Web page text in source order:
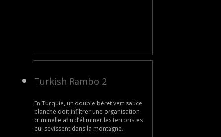
Turkish Rambo 2
En Turquie, un double béret vert sauce
blanche doit infiltrer une organisation
criminelle afin d’éliminer les terroristes
qui sévissent dans la montagne.